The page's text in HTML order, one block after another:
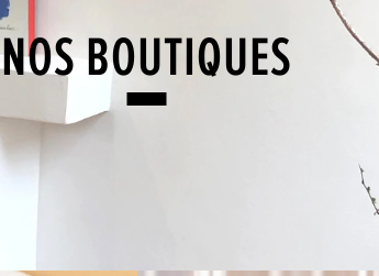
NOS BOUTIQUES